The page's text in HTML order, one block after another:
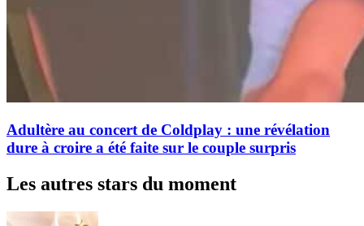
Adultère au concert de Coldplay : une révélation
dure à croire a été faite sur le couple surpris
Les autres stars du moment